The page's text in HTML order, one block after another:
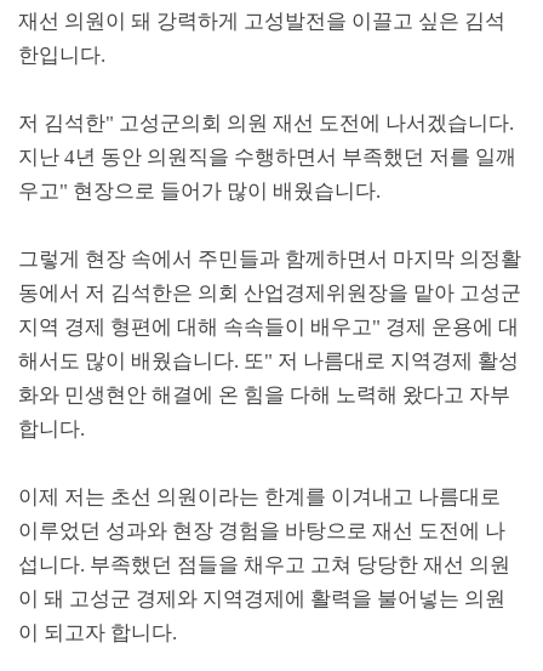
재선 의원이 돼 강력하게 고성발전을 이끌고 싶은 김석
한입니다.
저 김석한" 고성군의회 의원 재선 도전에 나서겠습니다.
지난 4년 동안 의원직을 수행하면서 부족했던 저를 일깨
우고" 현장으로 들어가 많이 배웠습니다.
그렇게 현장 속에서 주민들과 함께하면서 마지막 의정활
동에서 저 김석한은 의회 산업경제위원장을 맡아 고성군
지역 경제 형편에 대해 속속들이 배우고" 경제 운용에 대
해서도 많이 배웠습니다. 또" 저 나름대로 지역경제 활성
화와 민생현안 해결에 온 힘을 다해 노력해 왔다고 자부
합니다.
이제 저는 초선 의원이라는 한계를 이겨내고 나름대로
이루었던 성과와 현장 경험을 바탕으로 재선 도전에 나
섭니다. 부족했던 점들을 채우고 고쳐 당당한 재선 의원
이 돼 고성군 경제와 지역경제에 활력을 불어넣는 의원
이 되고자 합니다.